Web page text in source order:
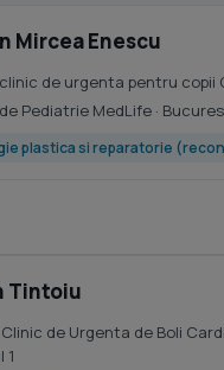
Mircea Enescu
de urgenta pentru copii
Pediatrie MedLife ·
plastica si reparatorie
Tintoiu
de Urgenta de Boli
1